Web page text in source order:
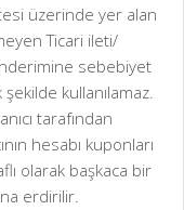
üzerinde yer alan
Ticari ileti/
sebebiyet
kullanılamaz.
tarafından
hesabı kuponları
olarak başkaca bir
erdirilir.